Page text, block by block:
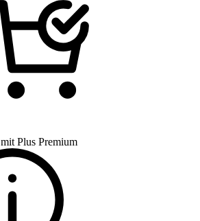
mit Plus Premium